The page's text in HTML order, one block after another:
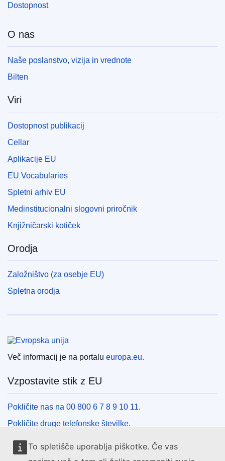
To spletišče uporablja piškotke. Če vas
Dostopnost
O nas
Naše poslanstvo, vizija in vrednote
Bilten
Viri
Dostopnost publikacij
Cellar
Aplikacije EU
EU Vocabularies
Spletni arhiv EU
Medinstitucionalni slogovni priročnik
Knjižničarski kotiček
Orodja
Založništvo (za osebje EU)
Spletna orodja
Več informacij je na portalu europa.eu.
Vzpostavite stik z EU
Pokličite nas na 00 800 6 7 8 9 10 11.
Pokličite druge telefonske številke.
Pišite nam s kontaktnim obrazcem.
Obiščite nas v enem od centrov EU.